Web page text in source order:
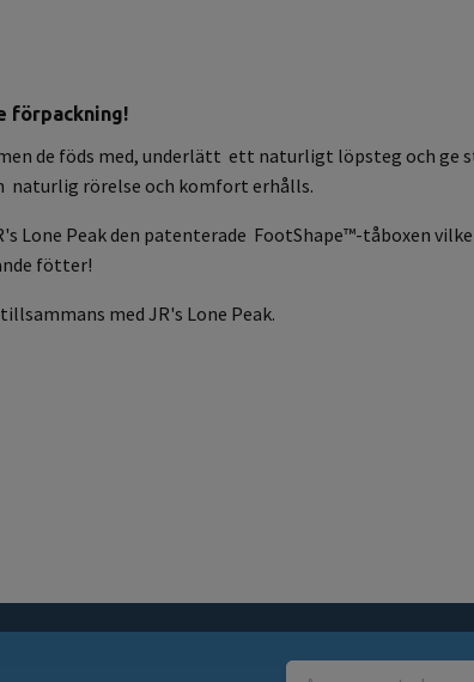
förpackning!
de föds med, underlätt ett naturligt löpsteg och ge
naturlig rörelse och komfort erhålls.
Lone Peak den patenterade FootShape™-tåboxen
fötter!
med JR's Lone Peak.